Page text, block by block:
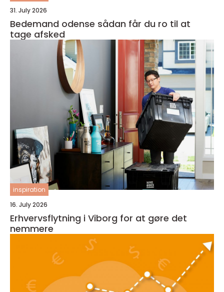
31. July 2026
Bedemand odense sådan får du ro til at
tage afsked
inspiration
16. July 2026
Erhvervsflytning i Viborg for at gøre det
nemmere